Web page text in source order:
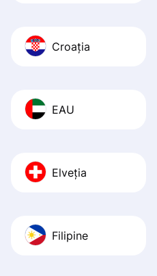
Croația
EAU
Elveția
Filipine